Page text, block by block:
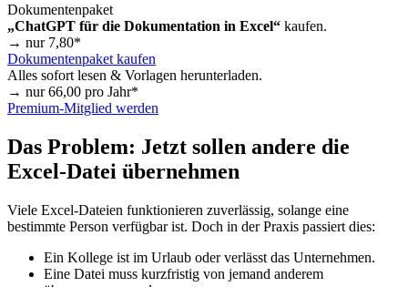
Dokumentenpaket
„ChatGPT für die Dokumentation in Excel“ kaufen.
→ nur 7,80*
Dokumentenpaket kaufen
Alles sofort lesen & Vorlagen herunterladen.
→ nur66,00 pro Jahr*
Premium-Mitglied werden
Das Problem: Jetzt sollen andere die
Excel-Datei übernehmen
Viele Excel-Dateien funktionieren zuverlässig, solange eine
bestimmte Person verfügbar ist. Doch in der Praxis passiert dies:
Ein Kollege ist im Urlaub oder verlässt das Unternehmen.
Eine Datei muss kurzfristig von jemand anderem